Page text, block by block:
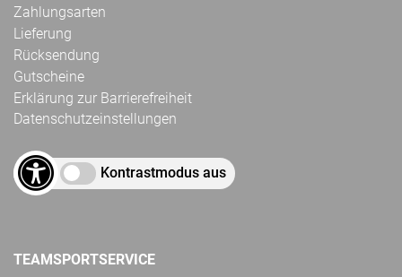
Zahlungsarten
Lieferung
Rücksendung
Gutscheine
Erklärung zur Barrierefreiheit
Datenschutzeinstellungen
Kontrastmodus aus
TEAMSPORTSERVICE